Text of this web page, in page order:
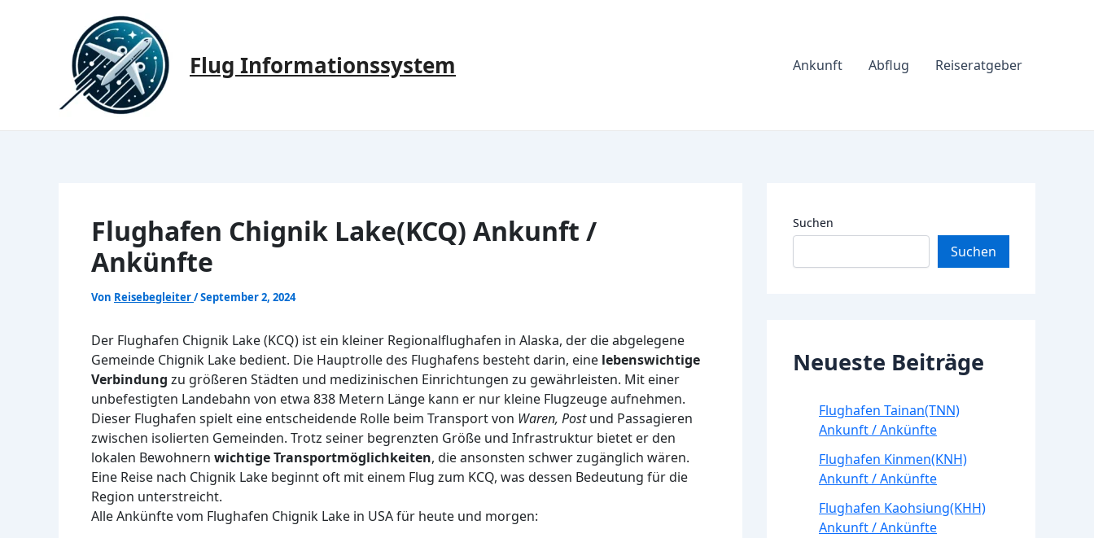
Flug Informationssystem Ankunft Abflug Reiseratgeber
Flughafen Chignik Lake(KCQ) Ankunft /
Ankünfte
Von Reisebegleiter/September 2, 2024
Der Flughafen Chignik Lake (KCQ) ist ein kleiner Regionalflughafen in Alaska, der die abgelegene
Gemeinde Chignik Lake bedient. Die Hauptrolle des Flughafens besteht darin, eine lebenswichtige
Verbindung zu größeren Städten und medizinischen Einrichtungen zu gewährleisten. Mit einer
unbefestigten Landebahn von etwa 838 Metern Länge kann er nur kleine Flugzeuge aufnehmen.
Dieser Flughafen spielt eine entscheidende Rolle beim Transport von Waren, Postund Passagieren
zwischen isolierten Gemeinden. Trotz seiner begrenzten Größe und Infrastruktur bietet er den
lokalen Bewohnern wichtige Transportmöglichkeiten, die ansonsten schwer zugänglich wären.
Eine Reise nach Chignik Lake beginnt oft mit einem Flug zum KCQ, was dessen Bedeutung für die
Region unterstreicht.
Alle Ankünfte vom Flughafen Chignik Lake in USA für heute und morgen:
Suchen
Suchen
Neueste Beiträge
Flughafen Tainan(TNN)
Ankunft / Ankünfte
Flughafen Kinmen(KNH)
Ankunft / Ankünfte
Flughafen Kaohsiung(KHH)
Ankunft / Ankünfte